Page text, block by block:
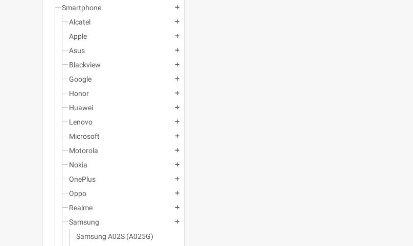
Smartphone add
Alcatel add
Apple add
Asus add
Blackview add
Google add
Honor add
Huawei add
Lenovo add
Microsoft add
Motorola add
Nokia add
OnePlus add
Oppo add
Realme add
Samsung add
Samsung A02S (A025G)